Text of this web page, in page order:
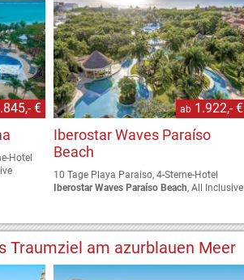
€
Hotel
ab1.922,- €
Iberostar Waves Paraíso
Beach
10 Tage Playa Paraiso, 4-Sterne-Hotel
Iberostar Waves Paraíso Beach, All Inclusive
Traumziel am azurblauen Meer